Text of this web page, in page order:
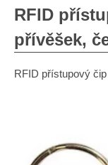
RFID
přívěšek,
RFID přístupový